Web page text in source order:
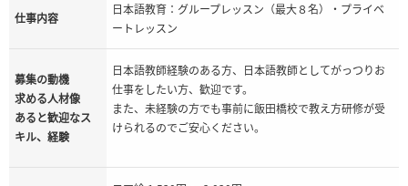
仕事内容
日本語教育：グループレッスン（最大８名）・プライベ
ートレッスン
募集の動機
求める人材像
あると歓迎なス
キル、経験
日本語教師経験のある方、日本語教師としてがっつりお
仕事をしたい方、歓迎です。
また、未経験の方でも事前に飯田橋校で教え方研修が受
けられるのでご安心ください。